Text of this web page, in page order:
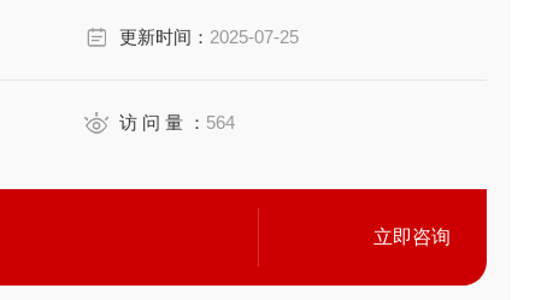
更新时间： 2025-07-25
访 问 量 ： 564
立即咨询